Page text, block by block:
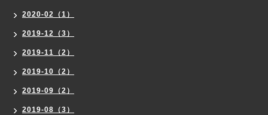
2020-02（1）
2019-12（3）
2019-11（2）
2019-10（2）
2019-09（2）
2019-08（3）